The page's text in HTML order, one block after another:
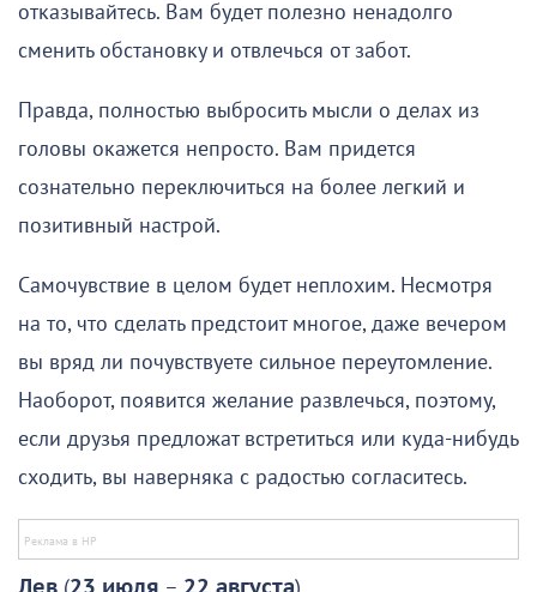
отказывайтесь. Вам будет полезно ненадолго
сменить обстановку и отвлечься от забот.
Правда, полностью выбросить мысли о делах из
головы окажется непросто. Вам придется
сознательно переключиться на более легкий и
позитивный настрой.
Самочувствие в целом будет неплохим. Несмотря
на то, что сделать предстоит многое, даже вечером
вы вряд ли почувствуете сильное переутомление.
Наоборот, появится желание развлечься, поэтому,
если друзья предложат встретиться или куда-нибудь
сходить, вы наверняка с радостью согласитесь.